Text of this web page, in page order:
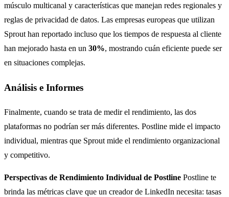
músculo multicanal y características que manejan redes regionales y
reglas de privacidad de datos. Las empresas europeas que utilizan
Sprout han reportado incluso que los tiempos de respuesta al cliente
han mejorado hasta en un 30%, mostrando cuán eficiente puede ser
en situaciones complejas.
Análisis e Informes
Finalmente, cuando se trata de medir el rendimiento, las dos
plataformas no podrían ser más diferentes. Postline mide el impacto
individual, mientras que Sprout mide el rendimiento organizacional
y competitivo.
Perspectivas de Rendimiento Individual de Postline Postline te
brinda las métricas clave que un creador de LinkedIn necesita: tasas